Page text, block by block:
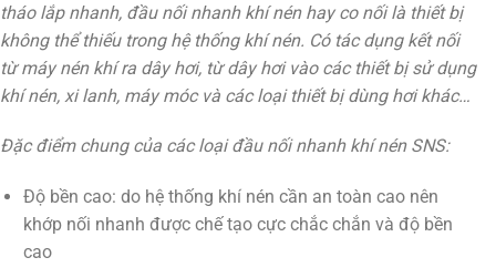
tháo lắp nhanh, đầu nối nhanh khí nén hay co nối là thiết bị
không thể thiếu trong hệ thống khí nén. Có tác dụng kết nối
từ máy nén khí ra dây hơi, từ dây hơi vào các thiết bị sử dụng
khí nén, xi lanh, máy móc và các loại thiết bị dùng hơi khác…
Đặc điểm chung của các loại đầu nối nhanh khí nén SNS:
Độ bền cao: do hệ thống khí nén cần an toàn cao nên
khớp nối nhanh được chế tạo cực chắc chắn và độ bền
cao